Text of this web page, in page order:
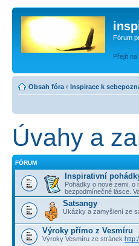
Fórum
Přejít na
Obsah fóra ‹ Inspirace k
Úvahy a
FÓRUM
Inspirativní
Pohádky o nové zemi, o
bezpodmínečné lásce.
Satsangy
Ukázky a zamyšlení ze
Výroky přímo z Vesmíru
Výroky Vesmíru ze stránek